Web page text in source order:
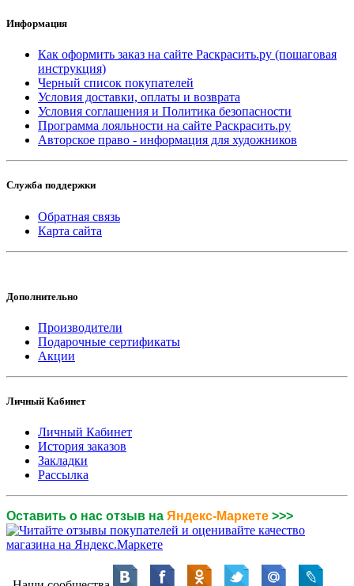
Информация
Как оформить заказ на сайте Раскрасить.ру (пошаговая
инструкция)
Черный список покупателей
Условия доставки, оплаты и возврата
Условия соглашения и Политика безопасности
Программа лояльности на сайте Раскрасить.ру
Авторское право - информация для художников
Служба поддержки
Обратная связь
Карта сайта
Дополнительно
Производители
Подарочные сертификаты
Акции
Личный Кабинет
Личный Кабинет
История заказов
Закладки
Рассылка
Оставить о нас отзыв на Яндекс-Маркете >>>